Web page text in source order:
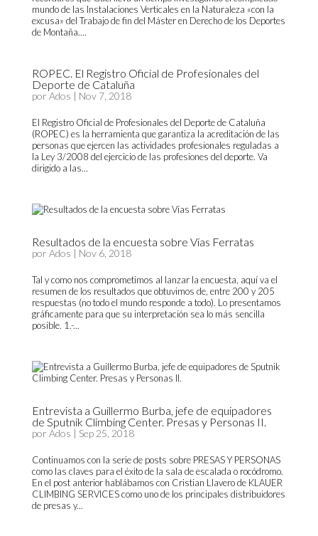
mundo de las Instalaciones Verticales en la Naturaleza «con la
excusa» del Trabajo de fin del Máster en Derecho de los Deportes
de Montaña....
ROPEC. El Registro Oficial de Profesionales del
Deporte de Cataluña
por Ados | Nov 7, 2018
El Registro Oficial de Profesionales del Deporte de Cataluña
(ROPEC) es la herramienta que garantiza la acreditación de las
personas que ejercen las actividades profesionales reguladas a
la Ley 3/2008 del ejercicio de las profesiones del deporte. Va
dirigido a las...
Resultados de la encuesta sobre Vías Ferratas
por Ados | Nov 6, 2018
Tal y como nos comprometimos al lanzar la encuesta, aquí va el
resumen de los resultados que obtuvimos de, entre 200 y 205
respuestas (no todo el mundo responde a todo). Lo presentamos
gráficamente para que su interpretación sea lo más sencilla
posible. 1.-...
Entrevista a Guillermo Burba, jefe de equipadores
de Sputnik Climbing Center. Presas y Personas II.
por Ados | Sep 25, 2018
Continuamos con la serie de posts sobre PRESAS Y PERSONAS
como las claves para el éxito de la sala de escalada o rocódromo.
En el post anterior hablábamos con Cristian Llavero de KLAUER
CLIMBING SERVICES como uno de los principales distribuidores
de presas y...